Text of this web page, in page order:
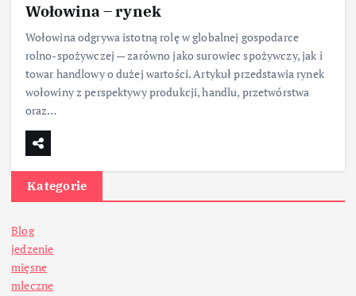
Wołowina – rynek
Wołowina odgrywa istotną rolę w globalnej gospodarce
rolno-spożywczej — zarówno jako surowiec spożywczy, jak i
towar handlowy o dużej wartości. Artykuł przedstawia rynek
wołowiny z perspektywy produkcji, handlu, przetwórstwa
oraz…
Kategorie
Blog
jedzenie
mięsne
mleczne